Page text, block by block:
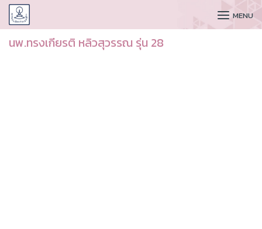
CUDAA MENU
นพ.ทรงเกียรติ หลิวสุวรรณ รุ่น 28